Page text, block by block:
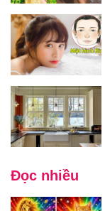
Đọc nhiều